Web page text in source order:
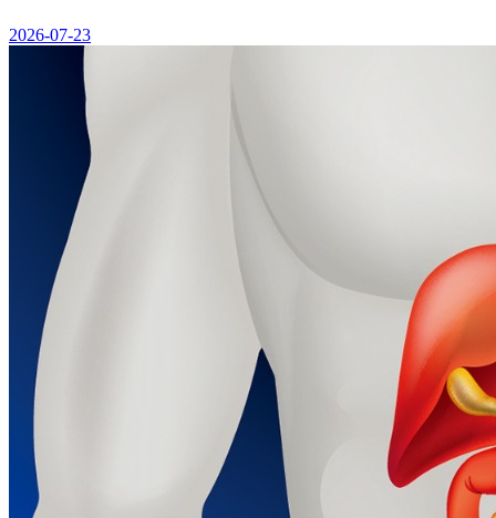
2026-07-23